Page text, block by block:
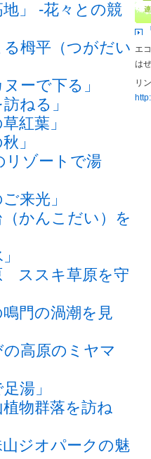
エ
は
リ
」 -花々との競
栂平（つがだい
ーで下る」
ねる」
紅葉」
」
リゾートで湯
来光」
かんこだい）を
ススキ草原を守
門の渦潮を見
高原のミヤマ
湯」
物群落を訪ね
ジオパークの魅